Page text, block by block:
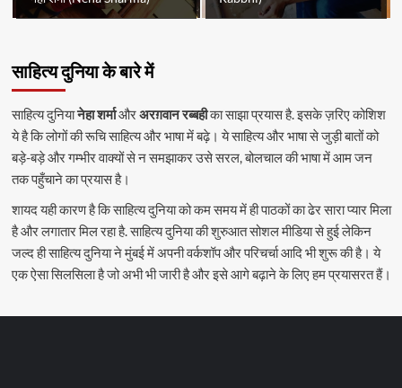
साहित्य दुनिया के बारे में
साहित्य दुनियानेहा शर्माऔरअरग़वान रब्बहीका साझा प्रयास है. इसके ज़रिए कोशिश
ये है कि लोगों की रूचि साहित्य और भाषा में बढ़े। ये साहित्य और भाषा से जुड़ी बातों को
बड़े-बड़े और गम्भीर वाक्यों से न समझाकर उसे सरल, बोलचाल की भाषा में आम जन
तक पहुँचाने का प्रयास है।
शायद यही कारण है कि साहित्य दुनिया को कम समय में ही पाठकों का ढेर सारा प्यार मिला
है और लगातार मिल रहा है. साहित्य दुनिया की शुरुआत सोशल मीडिया से हुई लेकिन
जल्द ही साहित्य दुनिया ने मुंबई में अपनी वर्कशॉप और परिचर्चा आदि भी शुरू की है। ये
एक ऐसा सिलसिला है जो अभी भी जारी है और इसे आगे बढ़ाने के लिए हम प्रयासरत हैं।